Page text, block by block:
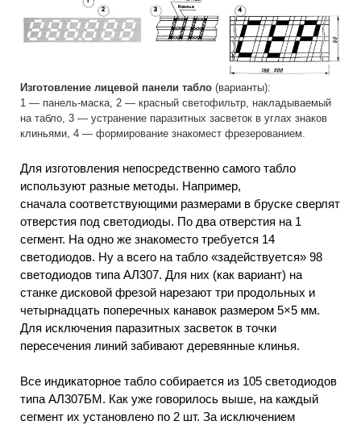
Изготовление лицевой панели табло (варианты):
1 — панель-маска, 2 — красный светофильтр, накладываемый
на табло, 3 — устранение паразитных засветок в углах знаков
клиньями, 4 — формирование знакомест фрезерованием.
Для изготовления непосредственно самого табло
используют разные методы. Например,
сначала соответствующими размерами в бруске сверлят
отверстия под светодиоды. По два отверстия на 1
сегмент. На одно же знакоместо требуется 14
светодиодов. Ну а всего на табло «задействуется» 98
светодиодов типа АЛ307. Для них (как вариант) на
станке дисковой фрезой нарезают три продольных и
четырнадцать поперечных канавок размером 5×5 мм.
Для исключения паразитных засветок в точки
пересечения линий забивают деревянные клинья.
Все индикаторное табло собирается из 105 светодиодов
типа АЛ307БМ. Как уже говорилось выше, на каждый
сегмент их установлено по 2 шт. За исключением